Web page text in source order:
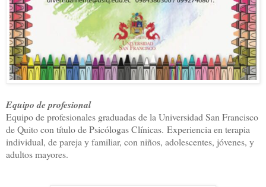
Equipo de profesional
Equipo de profesionales graduadas de la Universidad San Francisco
de Quito con título de Psicólogas Clínicas. Experiencia en terapia
individual, de pareja y familiar, con niños, adolescentes, jóvenes, y
adultos mayores.